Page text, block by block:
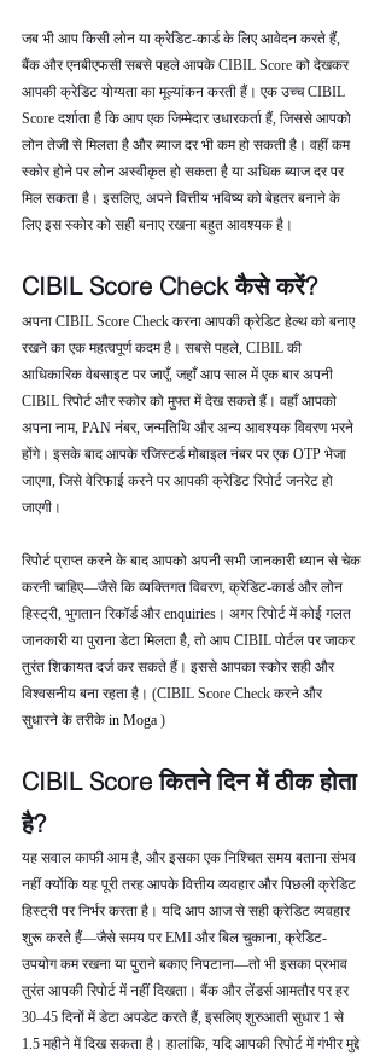
जब भी आप किसी लोन या क्रेडिट-कार्ड के लिए आवेदन करते हैं,
बैंक और एनबीएफसी सबसे पहले आपके CIBIL Score को देखकर
आपकी क्रेडिट योग्यता का मूल्यांकन करती हैं। एक उच्च CIBIL
Score दर्शाता है कि आप एक जिम्मेदार उधारकर्ता हैं, जिससे आपको
लोन तेजी से मिलता है और ब्याज दर भी कम हो सकती है। वहीं कम
स्कोर होने पर लोन अस्वीकृत हो सकता है या अधिक ब्याज दर पर
मिल सकता है। इसलिए, अपने वित्तीय भविष्य को बेहतर बनाने के
लिए इस स्कोर को सही बनाए रखना बहुत आवश्यक है।
CIBIL Score Check कैसे करें?
अपना CIBIL Score Check करना आपकी क्रेडिट हेल्थ को बनाए
रखने का एक महत्वपूर्ण कदम है। सबसे पहले, CIBIL की
आधिकारिक वेबसाइट पर जाएँ, जहाँ आप साल में एक बार अपनी
CIBIL रिपोर्ट और स्कोर को मुफ्त में देख सकते हैं। वहाँ आपको
अपना नाम, PAN नंबर, जन्मतिथि और अन्य आवश्यक विवरण भरने
होंगे। इसके बाद आपके रजिस्टर्ड मोबाइल नंबर पर एक OTP भेजा
जाएगा, जिसे वेरिफाई करने पर आपकी क्रेडिट रिपोर्ट जनरेट हो
जाएगी।
रिपोर्ट प्राप्त करने के बाद आपको अपनी सभी जानकारी ध्यान से चेक
करनी चाहिए—जैसे कि व्यक्तिगत विवरण, क्रेडिट-कार्ड और लोन
हिस्ट्री, भुगतान रिकॉर्ड और enquiries। अगर रिपोर्ट में कोई गलत
जानकारी या पुराना डेटा मिलता है, तो आप CIBIL पोर्टल पर जाकर
तुरंत शिकायत दर्ज कर सकते हैं। इससे आपका स्कोर सही और
विश्वसनीय बना रहता है। (CIBIL Score Check करने और
सुधारने के तरीके in Moga )
CIBIL Score कितने दिन में ठीक होता
है?
यह सवाल काफी आम है, और इसका एक निश्चित समय बताना संभव
नहीं क्योंकि यह पूरी तरह आपके वित्तीय व्यवहार और पिछली क्रेडिट
हिस्ट्री पर निर्भर करता है। यदि आप आज से सही क्रेडिट व्यवहार
शुरू करते हैं—जैसे समय पर EMI और बिल चुकाना, क्रेडिट-
उपयोग कम रखना या पुराने बकाए निपटाना—तो भी इसका प्रभाव
तुरंत आपकी रिपोर्ट में नहीं दिखता। बैंक और लेंडर्स आमतौर पर हर
30–45 दिनों में डेटा अपडेट करते हैं, इसलिए शुरुआती सुधार 1 से
1.5 महीने में दिख सकता है। हालांकि, यदि आपकी रिपोर्ट में गंभीर मुद्दे